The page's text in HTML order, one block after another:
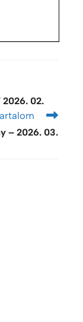
2026. 02.
– 2026. 03.